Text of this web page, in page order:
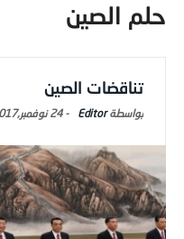
حلم الصين
تناقضات الصين
Editor
-24 نوفمبر,2017